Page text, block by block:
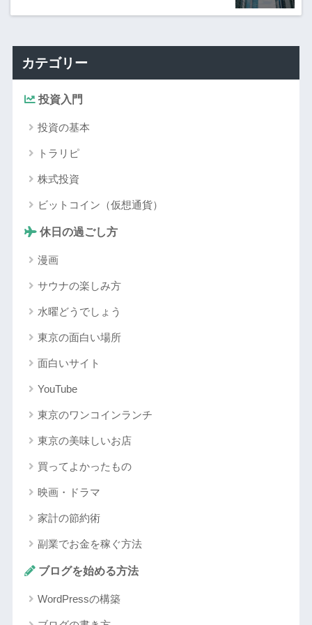
カテゴリー
投資入門
投資の基本
トラリピ
株式投資
ビットコイン（仮想通貨）
休日の過ごし方
漫画
サウナの楽しみ方
水曜どうでしょう
東京の面白い場所
面白いサイト
YouTube
東京のワンコインランチ
東京の美味しいお店
買ってよかったもの
映画・ドラマ
家計の節約術
副業でお金を稼ぐ方法
ブログを始める方法
WordPressの構築